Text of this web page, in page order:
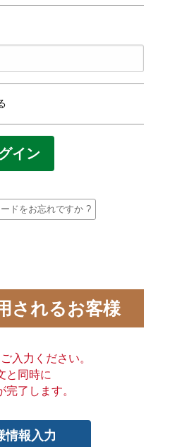
ドをお忘れですか ?
されるお客様
入力ください。
と同時に
完了します。
情報入力